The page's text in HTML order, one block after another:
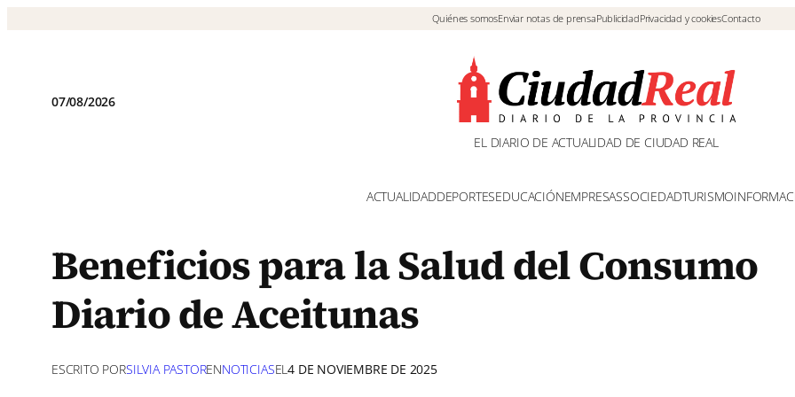
Quiénes somosEnviar notas de prensaPublicidadPrivacidad y cookiesContacto
07/08/2026
EL DIARIO DE ACTUALIDAD DE CIUDAD REAL
ACTUALIDADDEPORTESEDUCACIÓNEMPRESASSOCIEDADTURISMO
Beneficios para la Salud del Consumo
Diario de Aceitunas
ESCRITO PORSILVIA PASTORENNOTICIASEL4 DE NOVIEMBRE DE 2025